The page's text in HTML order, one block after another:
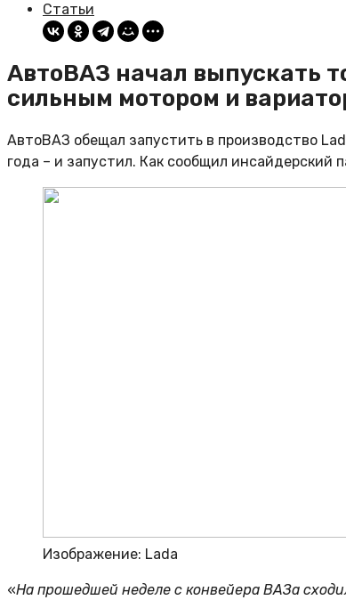
Статьи
АвтоВАЗ начал выпускать
сильным мотором и
АвтоВАЗ обещал запустить в производство
года – и запустил. Как сообщил
Изображение: Lada
«На прошедшей неделе с конвейера ВАЗа